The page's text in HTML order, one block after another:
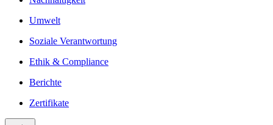
Umwelt
Soziale Verantwortung
Ethik & Compliance
Berichte
Zertifikate